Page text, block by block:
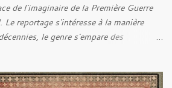
de l'imaginaire de la Première Guerre
reportage s'intéresse à la manière
le genre s'empare des
allé à la rencontre de Noise (